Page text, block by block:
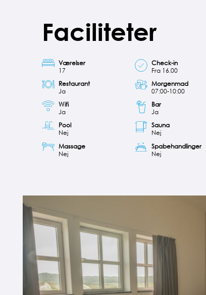
Faciliteter
Værelser
17
Check-in
Fra 16.00
Restaurant
Ja
Morgenmad
07:00-10:00
Wifi
Ja
Bar
Ja
Pool
Nej
Sauna
Nej
Massage
Nej
Spabehandlinger
Nej